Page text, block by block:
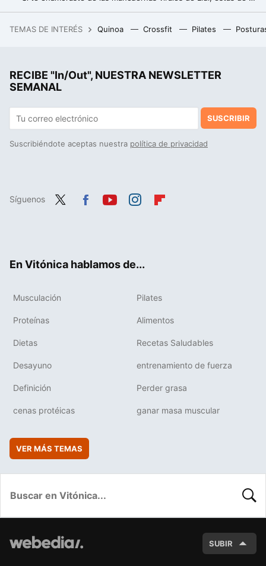
Los millonarios ya no usan la misma ropa todos los días, se han pasado a la macho aesthetic. Y tiene su razón de ser
TEMAS DE INTERÉS Quinoa Crossfit Pilates
RECIBE "In/Out", NUESTRA NEWSLETTER
SEMANAL
SUSCRIBIR
Suscribiéndote aceptas nuestra política de privacidad
Síguenos
En Vitónica hablamos de...
Musculación Pilates
Proteínas Alimentos
Dietas Recetas Saludables
Desayuno entrenamiento de fuerza
Definición Perder grasa
cenas protéicas ganar masa muscular
VER MÁS TEMAS
SUBIR